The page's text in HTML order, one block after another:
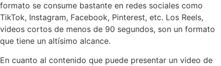
formato se consume bastante en redes sociales como
TikTok, Instagram, Facebook, Pinterest, etc. Los Reels,
videos cortos de menos de 90 segundos, son un formato
que tiene un altísimo alcance.
En cuanto al contenido que puede presentar un video de